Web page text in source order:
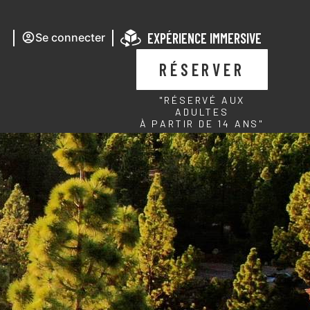
Se connecter EXPÉRIENCE IMMERSIVE
RÉSERVER
"RÉSERVÉ AUX
ADULTES
À PARTIR DE 14 ANS"